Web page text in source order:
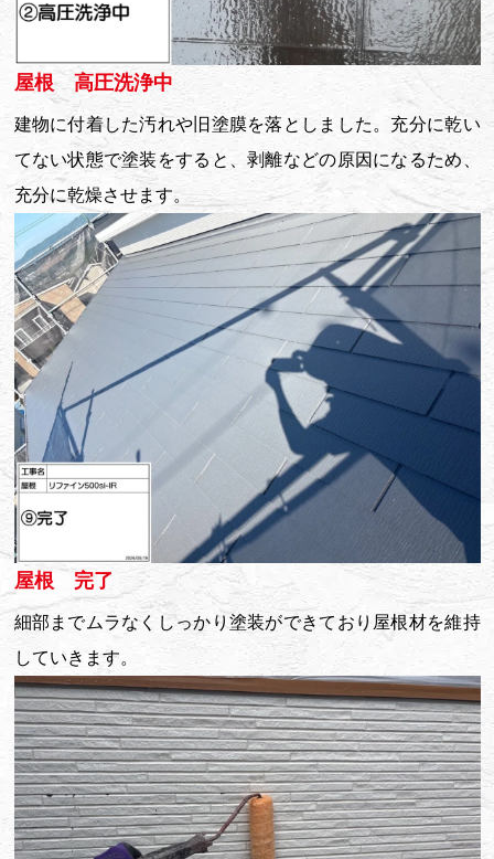
屋根 高圧洗浄中
建物に付着した汚れや旧塗膜を落としました。充分に乾い
てない状態で塗装をすると、剥離などの原因になるため、
充分に乾燥させます。
屋根 完了
細部までムラなくしっかり塗装ができており屋根材を維持
していきます。